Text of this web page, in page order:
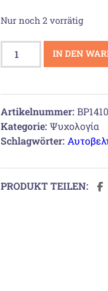
Nur noch 2 vorrätig
Το
κινητό
Με
τίποτα!
Menge
IN DEN
Artikelnummer: BP1410
Kategorie: Ψυχολογία
Schlagwörter:
PRODUKT TEILEN: